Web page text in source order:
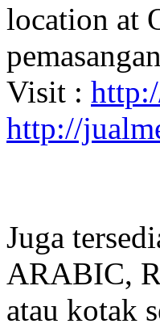
location at
Visit :
http://
Juga
ARABIC,
atau kotak